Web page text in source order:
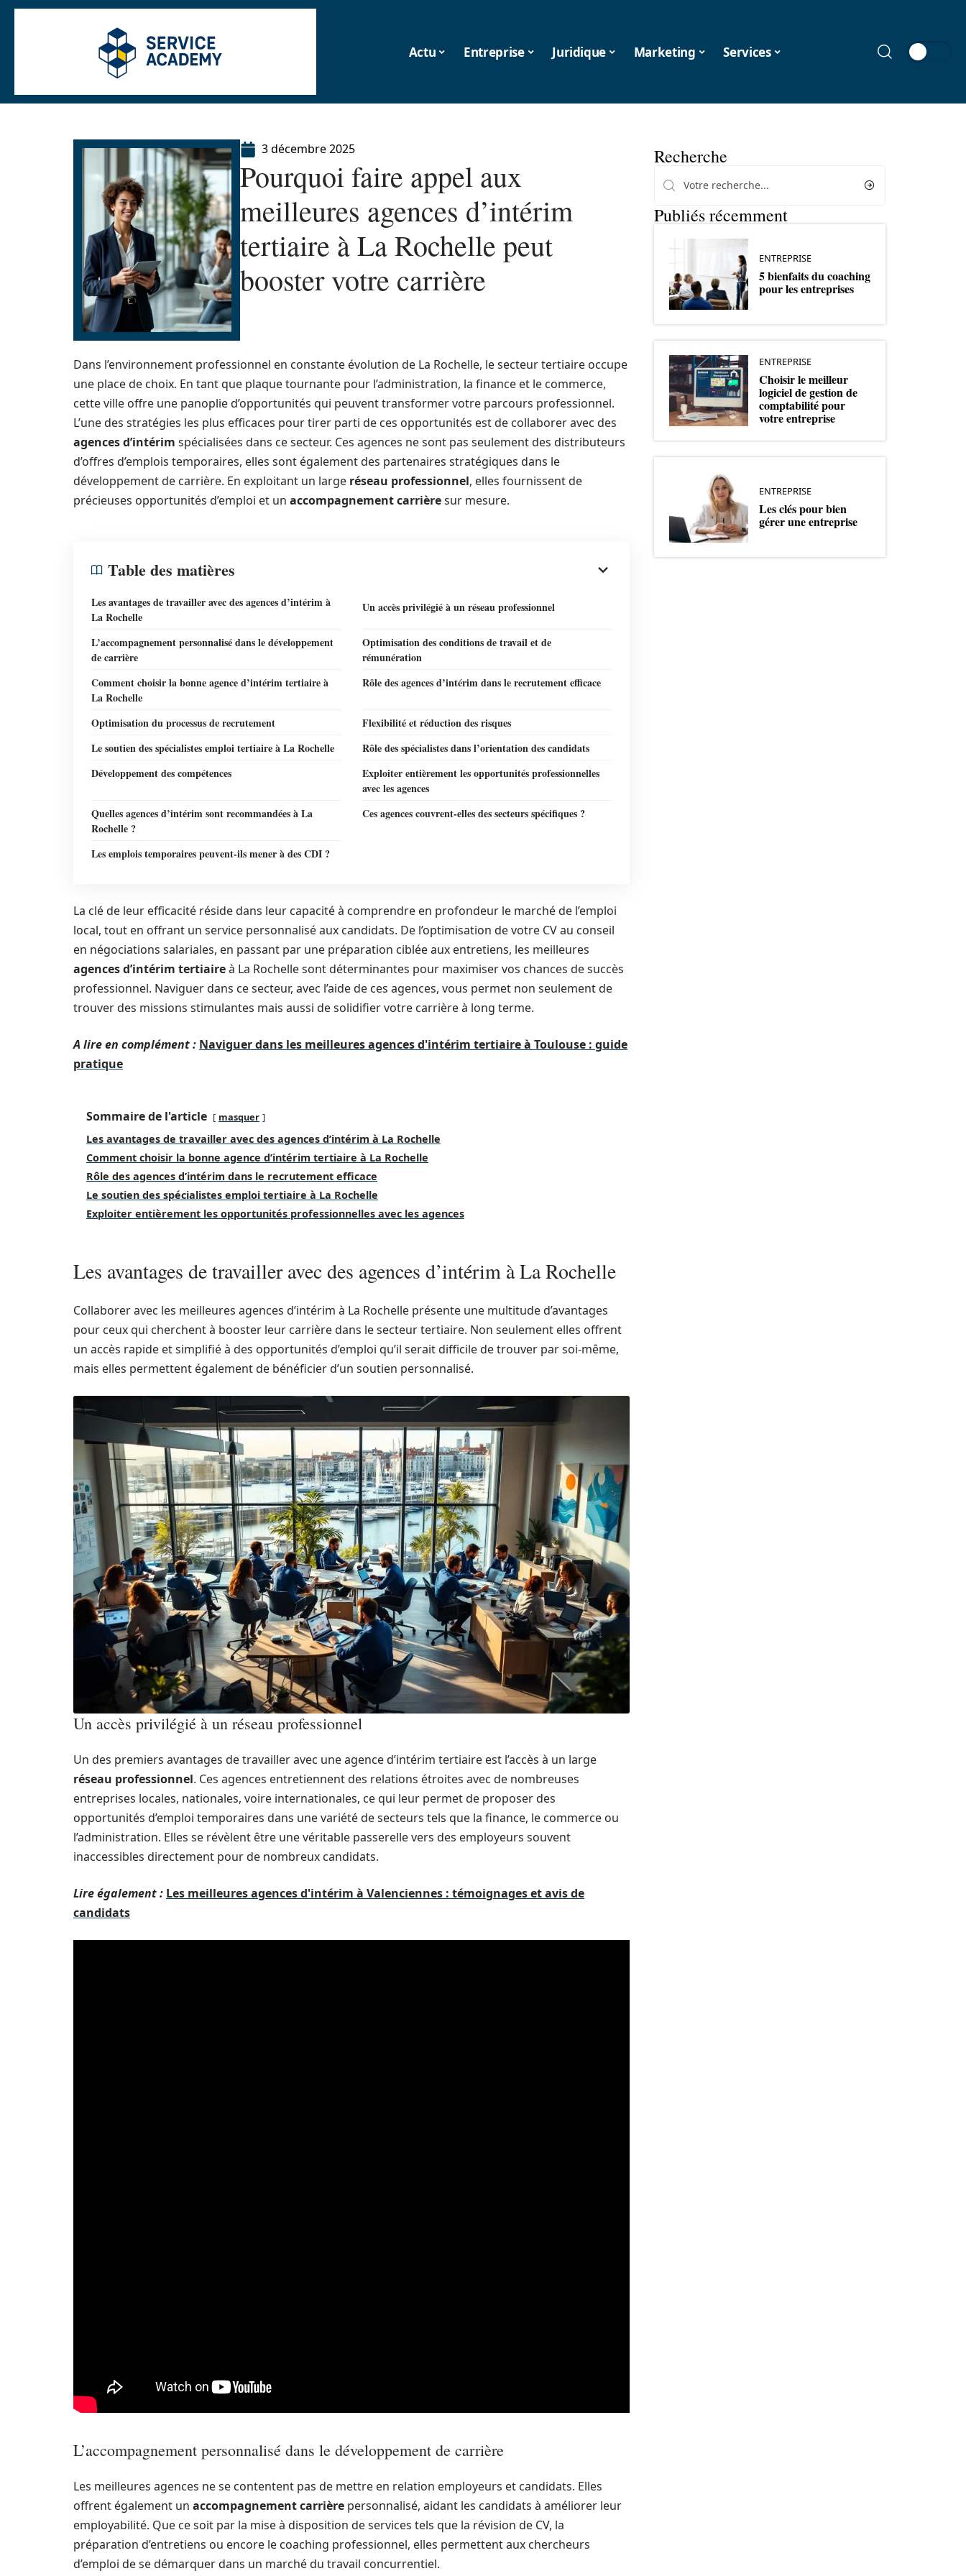
Actu Entreprise Juridique Marketing Services
3 décembre 2025
Pourquoi faire appel aux
meilleures agences d’intérim
tertiaire à La Rochelle peut
booster votre carrière
Dans l’environnement professionnel en constante évolution de La Rochelle, le secteur tertiaire occupe
une place de choix. En tant que plaque tournante pour l’administration, la finance et le commerce,
cette ville offre une panoplie d’opportunités qui peuvent transformer votre parcours professionnel.
L’une des stratégies les plus efficaces pour tirer parti de ces opportunités est de collaborer avec des
agences d’intérim spécialisées dans ce secteur. Ces agences ne sont pas seulement des distributeurs
d’offres d’emplois temporaires, elles sont également des partenaires stratégiques dans le
développement de carrière. En exploitant un large réseau professionnel, elles fournissent de
précieuses opportunités d’emploi et un accompagnement carrièresur mesure.
Table des matières
Les avantages de travailler avec des agences d’intérim à
La Rochelle
Un accès privilégié à un réseau professionnel
L’accompagnement personnalisé dans le développement
de carrière
Optimisation des conditions de travail et de
rémunération
Comment choisir la bonne agence d’intérim tertiaire à
La Rochelle
Rôle des agences d’intérim dans le recrutement efficace
Optimisation du processus de recrutement
Flexibilité et réduction des risques
Le soutien des spécialistes emploi tertiaire à La Rochelle
Rôle des spécialistes dans l’orientation des candidats
Développement des compétences
Exploiter entièrement les opportunités professionnelles
avec les agences
Quelles agences d’intérim sont recommandées à La
Rochelle ?
Ces agences couvrent-elles des secteurs spécifiques ?
Les emplois temporaires peuvent-ils mener à des CDI ?
La clé de leur efficacité réside dans leur capacité à comprendre en profondeur le marché de l’emploi
local, tout en offrant un service personnalisé aux candidats. De l’optimisation de votre CV au conseil
en négociations salariales, en passant par une préparation ciblée aux entretiens, les meilleures
agences d’intérim tertiaireà La Rochelle sont déterminantes pour maximiser vos chances de succès
professionnel. Naviguer dans ce secteur, avec l’aide de ces agences, vous permet non seulement de
trouver des missions stimulantes mais aussi de solidifier votre carrière à long terme.
A lire en complément : Naviguer dans les meilleures agences d'intérim tertiaire à Toulouse : guide
pratique
Sommaire de l'article masquer
Les avantages de travailler avec des agences d’intérim à La Rochelle
Comment choisir la bonne agence d’intérim tertiaire à La Rochelle
Rôle des agences d’intérim dans le recrutement efficace
Le soutien des spécialistes emploi tertiaire à La Rochelle
Exploiter entièrement les opportunités professionnelles avec les agences
Les avantages de travailler avec des agences d’intérim à La Rochelle
Collaborer avec les meilleures agences d’intérim à La Rochelle présente une multitude d’avantages
pour ceux qui cherchent à booster leur carrière dans le secteur tertiaire. Non seulement elles offrent
un accès rapide et simplifié à des opportunités d’emploi qu’il serait difficile de trouver par soi-même,
mais elles permettent également de bénéficier d’un soutien personnalisé.
Un accès privilégié à un réseau professionnel
Un des premiers avantages de travailler avec une agence d’intérim tertiaire est l’accès à un large
réseau professionnel. Ces agences entretiennent des relations étroites avec de nombreuses
entreprises locales, nationales, voire internationales, ce qui leur permet de proposer des
opportunités d’emploi temporaires dans une variété de secteurs tels que la finance, le commerce ou
l’administration. Elles se révèlent être une véritable passerelle vers des employeurs souvent
inaccessibles directement pour de nombreux candidats.
Lire également : Les meilleures agences d'intérim à Valenciennes : témoignages et avis de
candidats
L’accompagnement personnalisé dans le développement de carrière
Les meilleures agences ne se contentent pas de mettre en relation employeurs et candidats. Elles
offrent également un accompagnement carrière personnalisé, aidant les candidats à améliorer leur
employabilité. Que ce soit par la mise à disposition de services tels que la révision de CV, la
préparation d’entretiens ou encore le coaching professionnel, elles permettent aux chercheurs
d’emploi de se démarquer dans un marché du travail concurrentiel.
Recherche
Publiés récemment
ENTREPRISE
5 bienfaits du coaching
pour les entreprises
ENTREPRISE
Choisir le meilleur
logiciel de gestion de
comptabilité pour
votre entreprise
ENTREPRISE
Les clés pour bien
gérer une entreprise